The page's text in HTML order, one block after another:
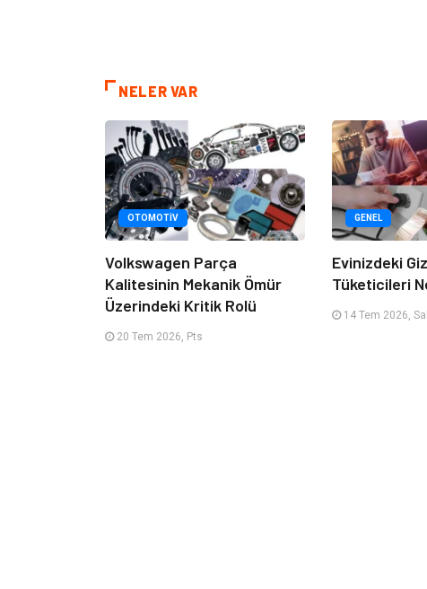
NELER VAR
OTOMOTIV
Volkswagen Parça
Kalitesinin Mekanik Ömür
Üzerindeki Kritik Rolü
20 Tem 2026, Pts
GENEL
Evinizdeki
Tüketicileri
14 Tem 2026, Sal